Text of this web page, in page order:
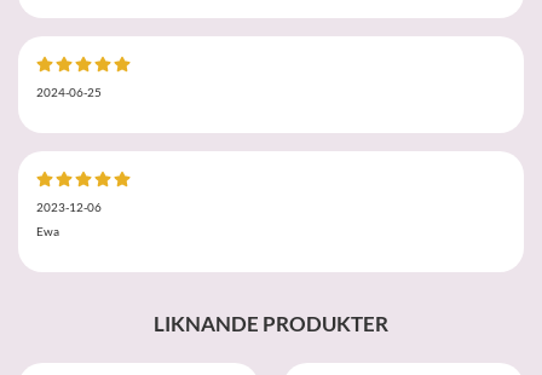
2024-06-25
2023-12-06
Ewa
LIKNANDE PRODUKTER